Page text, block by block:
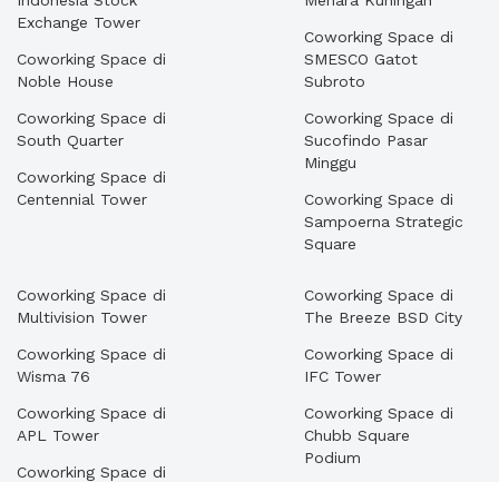
Exchange Tower
Coworking Space di
Noble House
Coworking Space di
South Quarter
Coworking Space di
Centennial Tower
Coworking Space di
SMESCO Gatot
Subroto
Coworking Space di
Sucofindo Pasar
Minggu
Coworking Space di
Sampoerna Strategic
Square
Coworking Space di
Multivision Tower
Coworking Space di
Wisma 76
Coworking Space di
APL Tower
Coworking Space di
Coworking Space di
The Breeze BSD City
Coworking Space di
IFC Tower
Coworking Space di
Chubb Square
Podium